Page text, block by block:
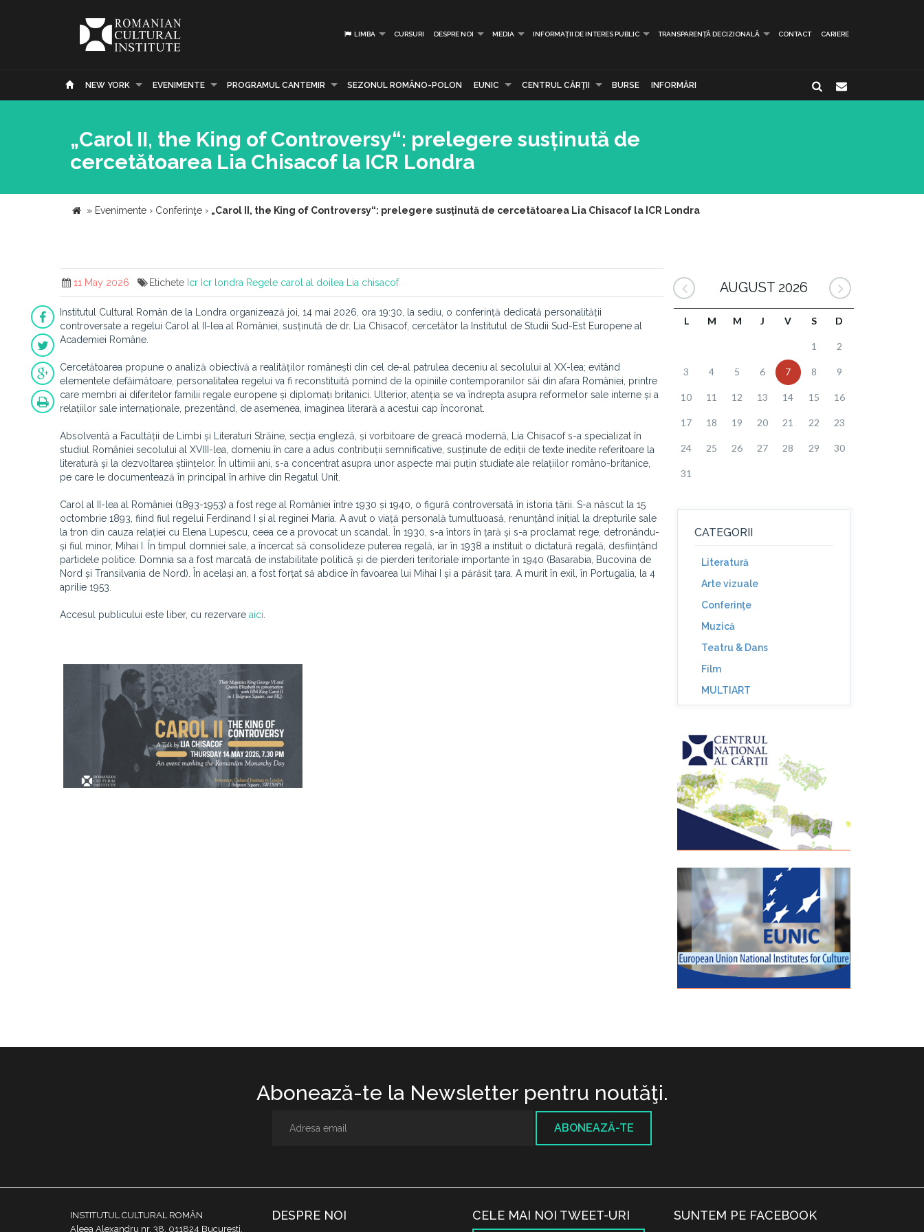
LIMBA CURSURI DESPRE NOI MEDIA INFORMAȚII DE INTERES PUBLIC TRANSPARENȚĂ DECIZIONALĂ CONTACT CARIERE
NEW YORK EVENIMENTE PROGRAMUL CANTEMIR SEZONUL ROMÂNO-POLON EUNIC CENTRUL CĂRŢII BURSE INFORMĂRI
„Carol II, the King of Controversy“: prelegere susținută de
cercetătoarea Lia Chisacof la ICR Londra
» Evenimente › Conferinţe › „Carol II, the King of Controversy“: prelegere susținută de cercetătoarea Lia Chisacof la ICR Londra
11 May 2026 Etichete Icr Icr londra Regele carol al doilea Lia chisacof
Institutul Cultural Român de la Londra organizează joi, 14 mai 2026, ora 19:30, la sediu, o conferință dedicată personalității
controversate a regelui Carol al II-lea al României, susținută de dr. Lia Chisacof, cercetător la Institutul de Studii Sud-Est Europene al
Academiei Române.
Cercetătoarea propune o analiză obiectivă a realităților românești din cel de-al patrulea deceniu al secolului al XX-lea; evitând
elementele defăimătoare, personalitatea regelui va fi reconstituită pornind de la opiniile contemporanilor săi din afara României, printre
care membri ai diferitelor familii regale europene și diplomați britanici. Ulterior, atenția se va îndrepta asupra reformelor sale interne și a
relațiilor sale internaționale, prezentând, de asemenea, imaginea literară a acestui cap încoronat.
Absolventă a Facultății de Limbi și Literaturi Străine, secția engleză, și vorbitoare de greacă modernă, Lia Chisacof s-a specializat în
studiul României secolului al XVIII-lea, domeniu în care a adus contribuții semnificative, susținute de ediții de texte inedite referitoare la
literatură și la dezvoltarea științelor. În ultimii ani, s-a concentrat asupra unor aspecte mai puțin studiate ale relațiilor româno-britanice,
pe care le documentează în principal în arhive din Regatul Unit.
Carol al II-lea al României (1893-1953) a fost rege al României între 1930 și 1940, o figură controversată în istoria țării. S-a născut la 15
octombrie 1893, fiind fiul regelui Ferdinand I și al reginei Maria. A avut o viață personală tumultuoasă, renunțând inițial la drepturile sale
la tron din cauza relației cu Elena Lupescu, ceea ce a provocat un scandal. În 1930, s-a întors în țară și s-a proclamat rege, detronându-
și fiul minor, Mihai I. În timpul domniei sale, a încercat să consolideze puterea regală, iar în 1938 a instituit o dictatură regală, desființând
partidele politice. Domnia sa a fost marcată de instabilitate politică și de pierderi teritoriale importante în 1940 (Basarabia, Bucovina de
Nord și Transilvania de Nord). În același an, a fost forțat să abdice în favoarea lui Mihai I și a părăsit țara. A murit în exil, în Portugalia, la 4
aprilie 1953.
Accesul publicului este liber, cu rezervare aici
AUGUST 2026
L M M J V S D
1 2
3 4 5 6 7 8 9
10 11 12 13 14 15 16
17 18 19 20 21 22 23
24 25 26 27 28 29 30
31
CATEGORII
Literatură
Arte vizuale
Conferinţe
Muzică
Teatru & Dans
Film
MULTIART
Abonează-te la Newsletter pentru noutăţi.
ABONEAZĂ-TE
INSTITUTUL CULTURAL ROMÂN
Aleea Alexandru nr. 38, 011824 București,
DESPRE NOI CELE MAI NOI TWEET-URI SUNTEM PE FACEBOOK